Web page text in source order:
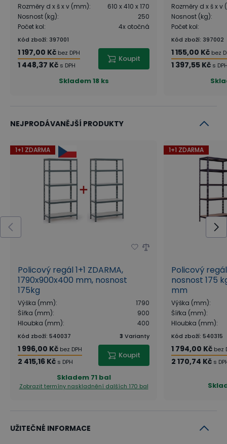
Rozměry d x š x v (mm):
610 x 410 x 170
Nosnost (kg):
250
Počet kol: 4x otočná
Kód zboží: 397001
1 197,00 Kč bez DPH
1 448,37 Kč s DPH
Koupit
Skladem18 ks
Rozměry d x š x v
Nosnost (kg):
Počet kol:
Kód zboží: 397002
1 155,00 Kč bez
1 397,55 Kč s
NEJPRODÁVANĚJŠÍ PRODUKTY
1+1 ZDARMA
Policový regál 1+1 ZDARMA,
1790x900x400 mm, nosnost
175kg
Výška (mm):
1790
Šířka (mm):
900
Hloubka (mm): 400
Kód zboží: 540037 3 Varianty
1 996,00 Kč bez DPH
2 415,16 Kč s DPH
Koupit
Skladem 71 bal
Zobrazit termíny naskladnění dalších 170 bal
1+1 ZDARMA
Policový regál
nosnost 175
mm
Výška (mm):
Šířka (mm):
Hloubka (mm):
Kód zboží: 540315
1 794,00 Kč bez
2 170,74 Kč s
UŽITEČNÉ INFORMACE